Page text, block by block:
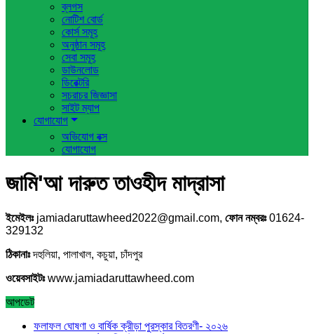
ব্লগস
নোটিশ বোর্ড
কোর্স সমূহ
অনুষ্ঠান সমূহ
সেবা সমূহ
ডাউনলোড
ডিরেক্টরি
সচরাচর জিজ্ঞাসা
সাইট ম্যাপ
যোগাযোগ
অভিযোগ বক্স
যোগাযোগ
জামি'আ দারুত তাওহীদ মাদ্রাসা
ইমেইলঃjamiadaruttawheed2022@gmail.com, ফোন নম্বরঃ01624-
329132
ঠিকানাঃদহুলিয়া, পালাখাল, কচুয়া, চাঁদপুর
ওয়েবসাইটঃwww.jamiadaruttawheed.com
আপডেট
ফলাফল ঘোষণা ও বার্ষিক ক্রীড়া পুরস্কার বিতরণী- ২০২৬